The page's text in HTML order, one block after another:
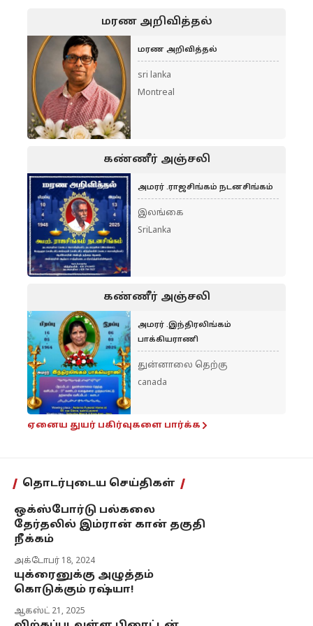
மரண அறிவித்தல்
மரண அறிவித்தல்
sri lanka
Montreal
கண்ணீர் அஞ்சலி
அமரர் .ராஜசிங்கம் நடனசிங்கம்
இலங்கை
SriLanka
கண்ணீர் அஞ்சலி
அமரர் .இந்திரலிங்கம்
பாக்கியராணி
துன்னாலை தெற்கு
canada
ஏனைய துயர் பகிர்வுகளை பார்க்க
தொடர்புடைய செய்திகள்
ஒக்ஸ்போர்டு பல்கலை
தேர்தலில் இம்ரான் கான் தகுதி
நீக்கம்
அக்டோபர் 18, 2024
யுக்ரைனுக்கு அழுத்தம்
கொடுக்கும் ரஷ்யா!
ஆகஸ்ட் 21, 2025